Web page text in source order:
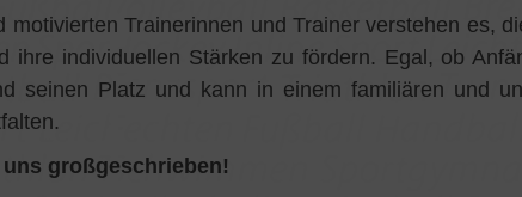
motivierten Trainerinnen und Trainer verstehen es,
ihre individuellen Stärken zu fördern. Egal, ob
seinen Platz und kann in einem familiären und
großgeschrieben!